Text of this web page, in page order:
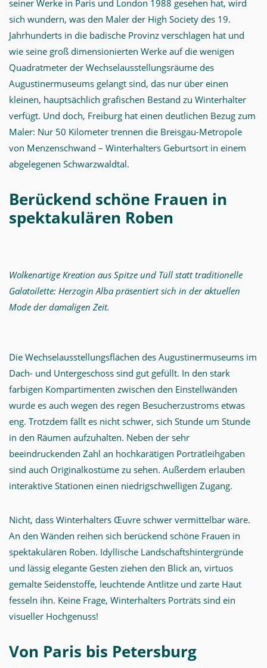
seiner Werke in Paris und London 1988 gesehen hat, wird
sich wundern, was den Maler der High Society des 19.
Jahrhunderts in die badische Provinz verschlagen hat und
wie seine groß dimensionierten Werke auf die wenigen
Quadratmeter der Wechselausstellungsräume des
Augustinermuseums gelangt sind, das nur über einen
kleinen, hauptsächlich grafischen Bestand zu Winterhalter
verfügt. Und doch, Freiburg hat einen deutlichen Bezug zum
Maler: Nur 50 Kilometer trennen die Breisgau-Metropole
von Menzenschwand – Winterhalters Geburtsort in einem
abgelegenen Schwarzwaldtal.
Berückend schöne Frauen in
spektakulären Roben
Wolkenartige Kreation aus Spitze und Tüll statt traditionelle
Galatoilette: Herzogin Alba präsentiert sich in der aktuellen
Mode der damaligen Zeit.
Die Wechselausstellungsflächen des Augustinermuseums im
Dach- und Untergeschoss sind gut gefüllt. In den stark
farbigen Kompartimenten zwischen den Einstellwänden
wurde es auch wegen des regen Besucherzustroms etwas
eng. Trotzdem fällt es nicht schwer, sich Stunde um Stunde
in den Räumen aufzuhalten. Neben der sehr
beeindruckenden Zahl an hochkarätigen Porträtleihgaben
sind auch Originalkostüme zu sehen. Außerdem erlauben
interaktive Stationen einen niedrigschwelligen Zugang.
Nicht, dass Winterhalters Œuvre schwer vermittelbar wäre.
An den Wänden reihen sich berückend schöne Frauen in
spektakulären Roben. Idyllische Landschaftshintergründe
und lässig elegante Gesten ziehen den Blick an, virtuos
gemalte Seidenstoffe, leuchtende Antlitze und zarte Haut
fesseln ihn. Keine Frage, Winterhalters Porträts sind ein
visueller Hochgenuss!
Von Paris bis Petersburg